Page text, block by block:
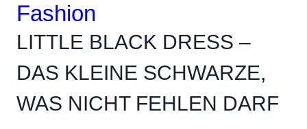
Fashion
LITTLE BLACK DRESS –
DAS KLEINE SCHWARZE,
WAS NICHT FEHLEN DARF